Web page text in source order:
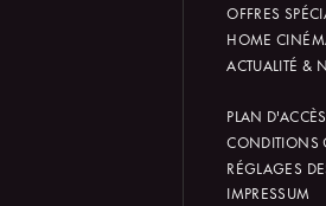
OFFRES
HOME
ACTUALITÉ &
PLAN D'ACCÈS
CONDITIONS
RÉGLAGES
IMPRESSUM